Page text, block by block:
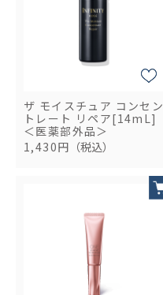
ザ モイスチュア コンセン
トレート リペア[14mL]
＜医薬部外品＞
1,430円 （税込）